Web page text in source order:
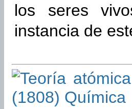
los seres
instancia de